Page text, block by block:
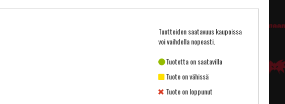
Tuotteiden saatavuus kaupoissa
voi vaihdella nopeasti.
Tuotetta on saatavilla
Tuote on vähissä
Tuote on loppunut